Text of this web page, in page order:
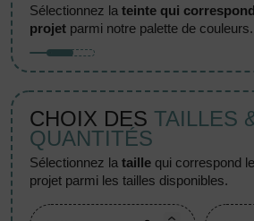
sélectionnez lateinte qui
projet parmi notre palette de couleurs.
CHOIX DES TAILLES
QUANTITÉS
sélectionnez lataille qui correspond
projet parmi les tailles disponibles.